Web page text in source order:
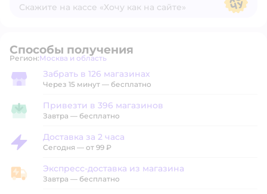
Скажите на кассе «Хочу как на сайте»
Способы получения
Регион: Выбор адреса доставки.
Москва и область
Забрать в магазине
Забрать в 126 магазинах
Через 15 минут — бесплатно
Привезти в магазин
Привезти в 396 магазинов
Завтра — бесплатно
Доставка за 2 часа
Доставка за 2 часа
Сегодня — от 99 ₽
Экспресс-доставка из магазина
Экспресс-доставка из магазина
Завтра — бесплатно